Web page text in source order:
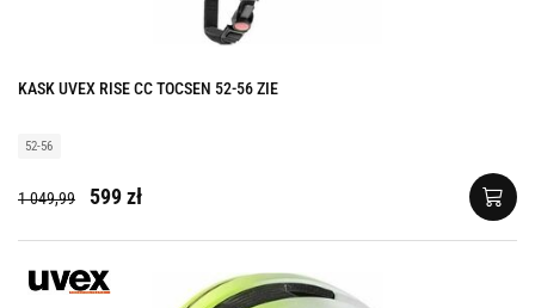
KASK UVEX RISE CC TOCSEN 52-56 ZIE
52-56
1 049,99 599 zł